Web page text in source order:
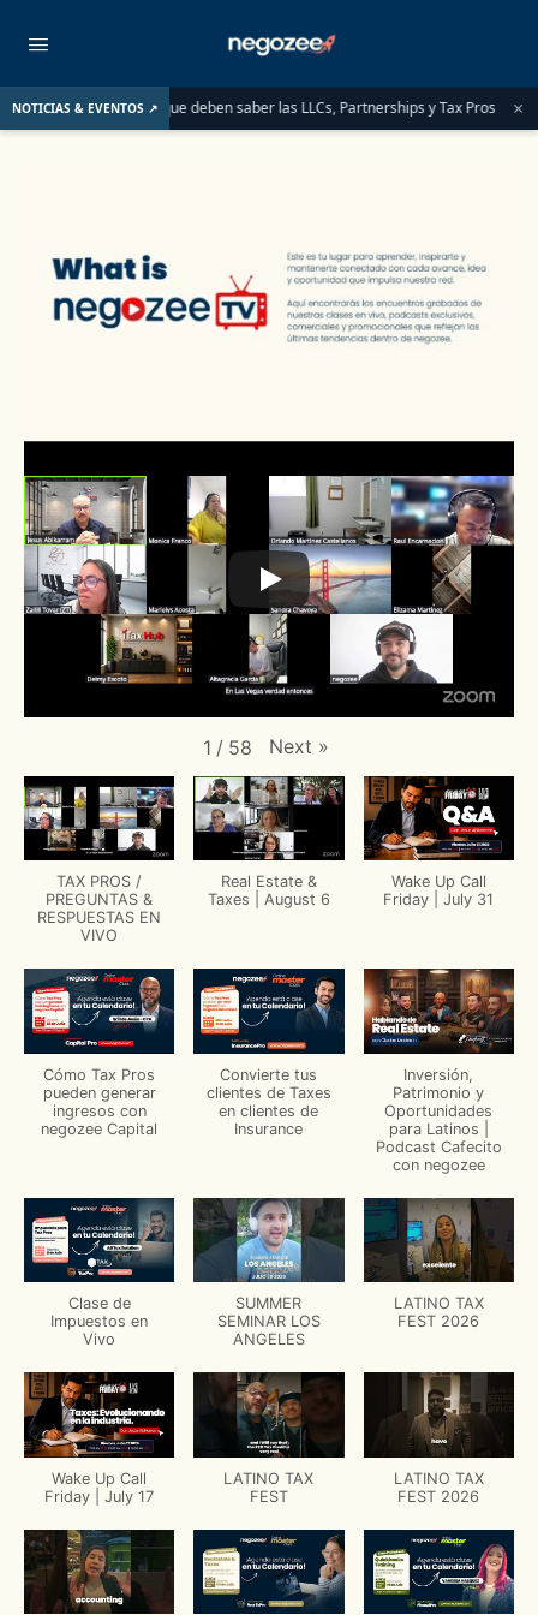
NOTICIAS & EVENTOS ↗
IRS para ITINs: lo que deben saber las LLCs, Partnerships y Tax Pros antes×
1 / 58 Next »
TAX PROS /
PREGUNTAS &
RESPUESTAS EN
VIVO
Real Estate &
Taxes | August 6
Wake Up Call
Friday | July 31
Cómo Tax Pros
pueden generar
ingresos con
negozee Capital
Convierte tus
clientes de Taxes
en clientes de
Insurance
Inversión,
Patrimonio y
Oportunidades
para Latinos |
Podcast Cafecito
con negozee
Clase de
Impuestos en
Vivo
SUMMER
SEMINAR LOS
ANGELES
LATINO TAX
FEST 2026
Wake Up Call
Friday | July 17
LATINO TAX
FEST
LATINO TAX
FEST 2026